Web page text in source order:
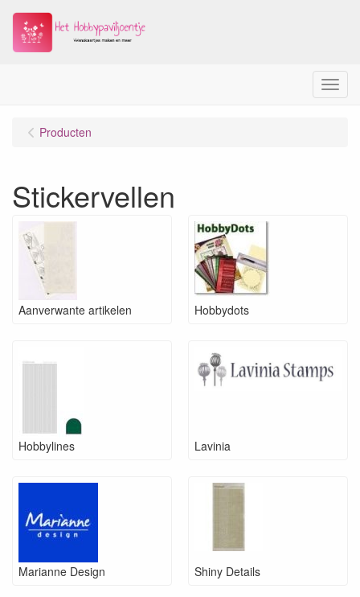
Menu
Producten
Stickervellen
Aanverwante artikelen Hobbydots
Hobbylines Lavinia
Marianne Design Shiny Details